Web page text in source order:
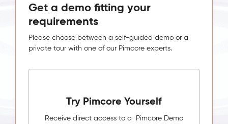
Get a demo fitting your
requirements
Please choose between a self-guided demo or a
private tour with one of our Pimcore experts.
Try Pimcore Yourself
Receive direct access to a Pimcore Demo